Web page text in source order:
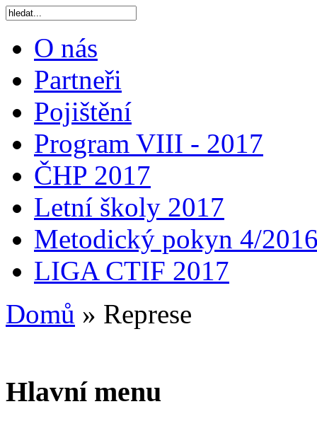
O nás
Partneři
Pojištění
Program VIII - 2017
ČHP 2017
Letní školy 2017
Metodický pokyn 4/
LIGA CTIF 2017
Domů » Represe
Hlavní menu